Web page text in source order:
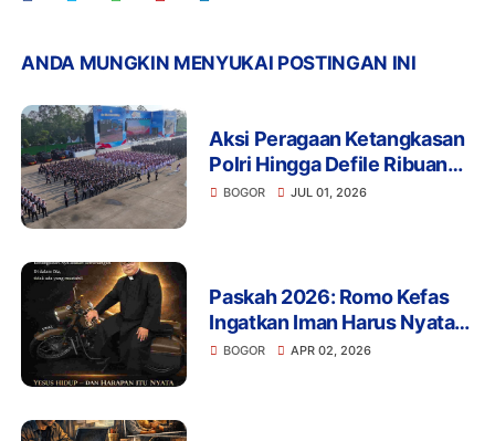
ANDA MUNGKIN MENYUKAI POSTINGAN INI
Aksi Peragaan Ketangkasan
Polri Hingga Defile Ribuan
Personel Warnai Peringatan
BOGOR JUL 01, 2026
Paskah 2026: Romo Kefas
Ingatkan Iman Harus Nyata,
Bukan Sekadar Kata
BOGOR APR 02, 2026